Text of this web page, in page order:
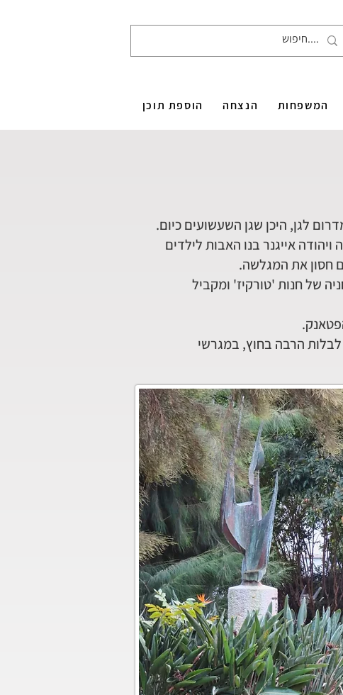
המשפחות הנצחה הוספת תוכן
לגן, היכן שגן השעשועים כיום.
אייגנר בנו האבות לילדים
חסון את המגלשה.
של חנות 'טורקיז' ומקביל
לבלות הרבה בחוץ, במגרשי